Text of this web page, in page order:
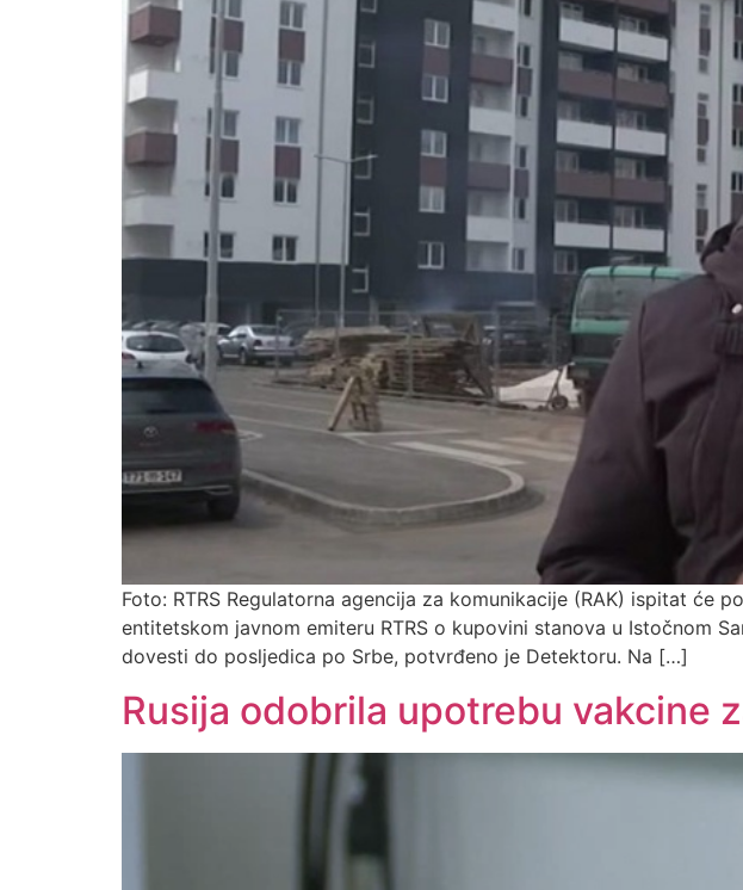
Foto: RTRS Regulatorna agencija za komunikacije (RAK) ispitat
entitetskom javnom emiteru RTRS o kupovini stanova u Istočnom
dovesti do posljedica po Srbe, potvrđeno je Detektoru. Na […]
Rusija odobrila upotrebu vakcine